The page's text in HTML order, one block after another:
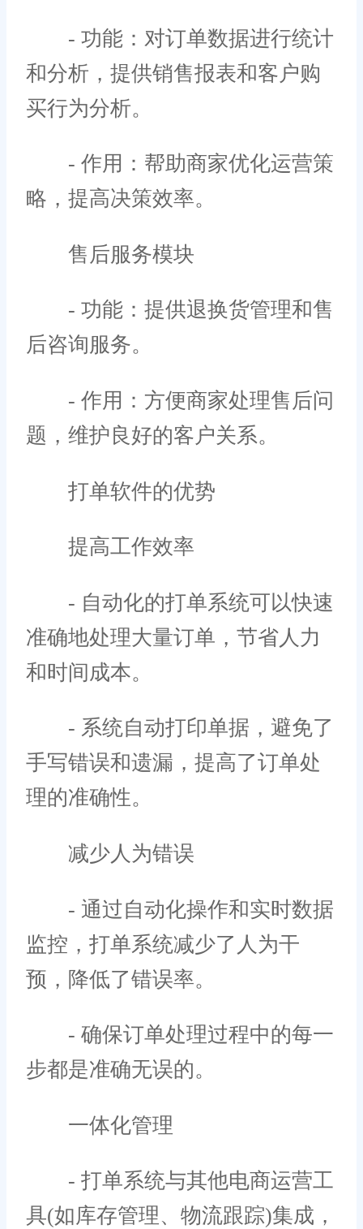
- 功能：对订单数据进行统计
和分析，提供销售报表和客户购
买行为分析。
- 作用：帮助商家优化运营策
略，提高决策效率。
售后服务模块
- 功能：提供退换货管理和售
后咨询服务。
- 作用：方便商家处理售后问
题，维护良好的客户关系。
打单软件的优势
提高工作效率
- 自动化的打单系统可以快速
准确地处理大量订单，节省人力
和时间成本。
- 系统自动打印单据，避免了
手写错误和遗漏，提高了订单处
理的准确性。
减少人为错误
- 通过自动化操作和实时数据
监控，打单系统减少了人为干
预，降低了错误率。
- 确保订单处理过程中的每一
步都是准确无误的。
一体化管理
- 打单系统与其他电商运营工
具(如库存管理、物流跟踪)集成，